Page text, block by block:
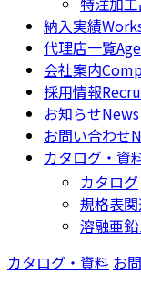
納入実績
代理店一覧
会社案内
採用情報
お知らせNews
お問い合わせ
カタログ・資
カタログ
規格表
溶融亜
カタログ・資料 お